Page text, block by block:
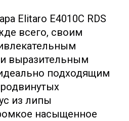
Elitaro E4010C RDS
всего, своим
выразительным
подходящим
из липы
насыщенное